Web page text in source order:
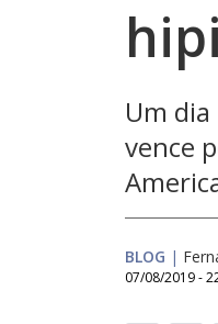
Um
vence
BLOG |
07/08/2019 -